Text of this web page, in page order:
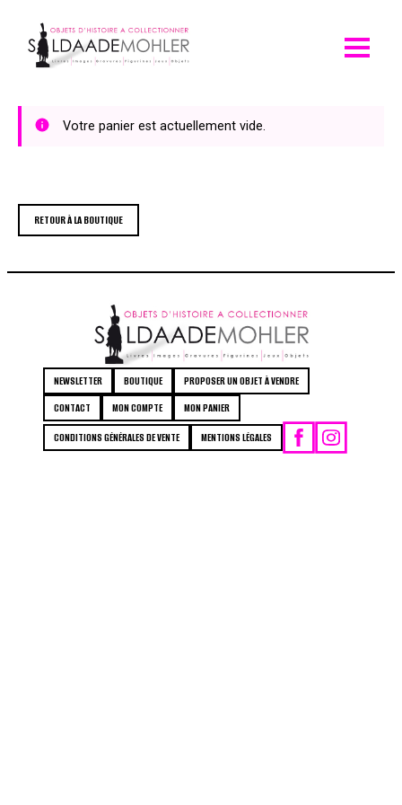
content
Votre panier est actuellement vide.
RETOUR À LA BOUTIQUE
NEWSLETTER BOUTIQUE
PROPOSER UN OBJET À VENDRE
CONTACT
MON COMPTE MON PANIER
CONDITIONS GÉNÉRALES DE VENTE MENTIONS LÉGALES